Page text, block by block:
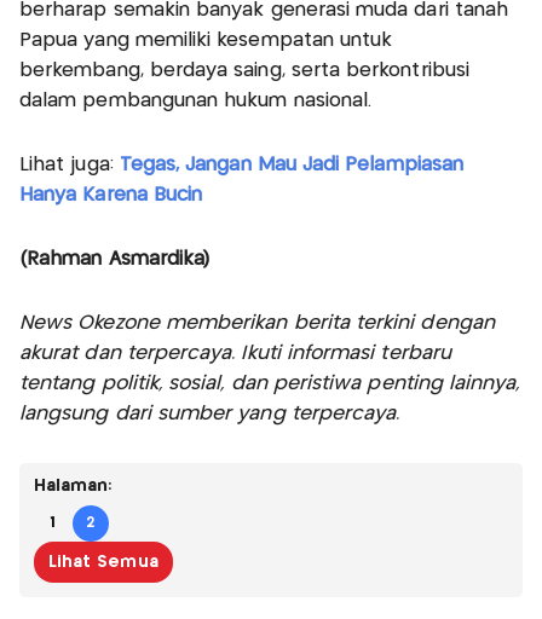
berharap semakin banyak generasi muda dari tanah
Papua yang memiliki kesempatan untuk
berkembang, berdaya saing, serta berkontribusi
dalam pembangunan hukum nasional.
Lihat juga: Tegas, Jangan Mau Jadi Pelampiasan
Hanya Karena Bucin
(Rahman Asmardika)
News Okezone memberikan berita terkini dengan
akurat dan terpercaya. Ikuti informasi terbaru
tentang politik, sosial, dan peristiwa penting lainnya,
langsung dari sumber yang terpercaya.
Halaman:
1 2
Lihat Semua